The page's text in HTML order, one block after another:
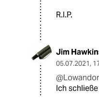
R.I.P.
Jim
05.07.2021,
Ich